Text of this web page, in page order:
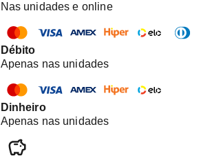
Nas unidades e online
Débito
Apenas nas unidades
Dinheiro
Apenas nas unidades